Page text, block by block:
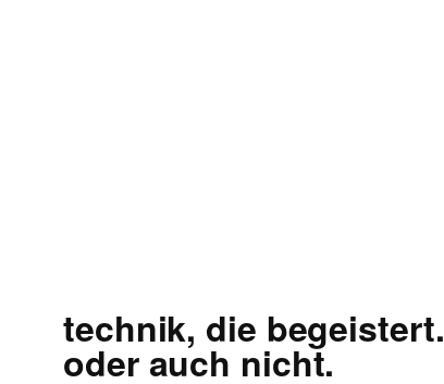
technik, die begeistert.
oder auch nicht.